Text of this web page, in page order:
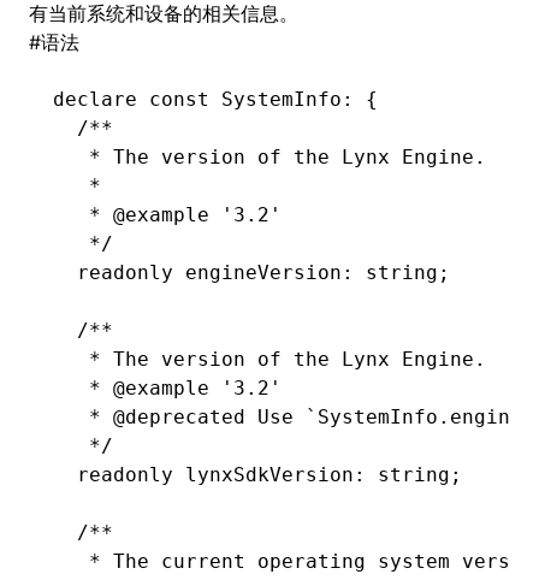
有当前系统和设备的相关信息。
#语法
declare const SystemInfo :
{
  /**
   * The version of the Lynx Engine.
   *
   *
@example '3.2'
   */
  readonly
engineVersion : string ;
  /**
   * The version of the Lynx Engine.
   *
@example '3.2'
   *
@deprecated Use
   */
  readonly
lynxSdkVersion : string ;
  /**
* The current operating system